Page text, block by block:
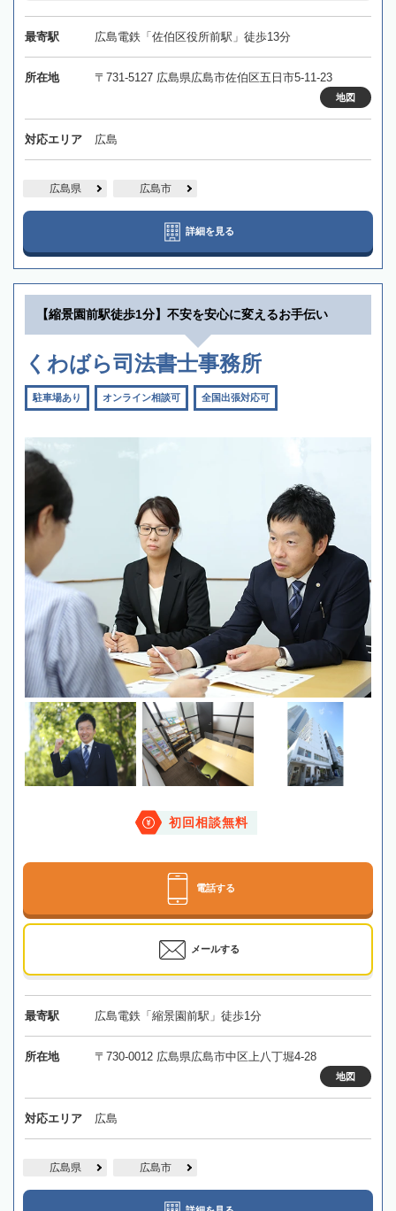
最寄駅 広島電鉄「佐伯区役所前駅」徒歩13分
所在地 〒731-5127 広島県広島市佐伯区五日市5-11-23
地図
対応エリア 広島
広島県 広島市
詳細を見る
【縮景園前駅徒歩1分】不安を安心に変えるお手伝い
くわばら司法書士事務所
駐車場あり オンライン相談可 全国出張対応可
初回相談無料
電話する
メールする
最寄駅 広島電鉄「縮景園前駅」徒歩1分
所在地 〒730-0012 広島県広島市中区上八丁堀4-28
地図
対応エリア 広島
広島県 広島市